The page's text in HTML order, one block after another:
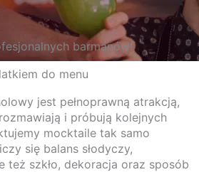
barmanów!
do menu
jest pełnoprawną atrakcją,
i próbują kolejnych
mocktaile tak samo
się balans słodyczy,
też szkło, dekoracja oraz sposób